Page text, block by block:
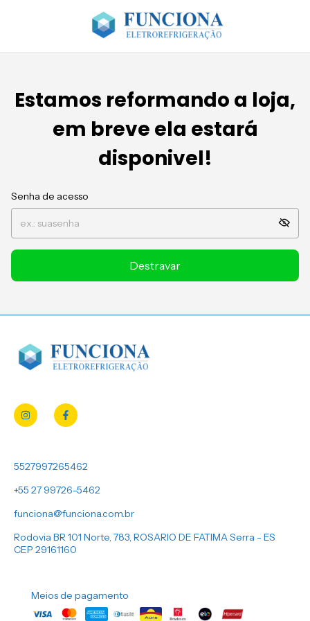
Estamos reformando a loja,
em breve ela estará
disponivel!
Senha de acesso
Destravar
5527997265462
+55 27 99726-5462
funciona@funciona.com.br
Rodovia BR 101 Norte, 783, ROSARIO DE FATIMA Serra - ES
CEP 29161160
Meios de pagamento